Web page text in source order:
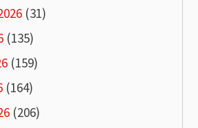
(31)
(135)
(159)
(164)
(206)